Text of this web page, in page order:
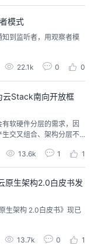
模式
到监听者，用观察者模
22.1k 0 0
云Stack南向开放框
软硬件分层的需求，因
交叉组合、架构分层不
标准化框架来解决简化
13.6k 1 1
原生架构2.0白皮书发
生架构 2.0白皮书》现已
13.7k 0 1